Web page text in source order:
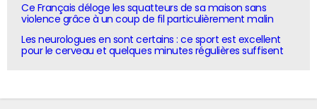
Ce Français déloge les squatteurs de sa maison sans
violence grâce à un coup de fil particulièrement malin
Les neurologues en sont certains : ce sport est excellent
pour le cerveau et quelques minutes régulières suffisent